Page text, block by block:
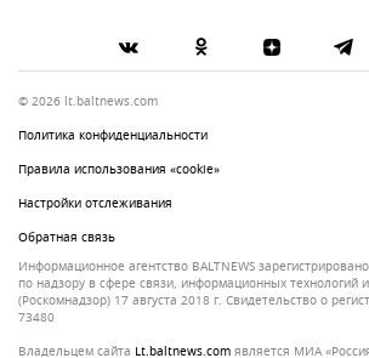
© 2026 lt.baltnews.com
Политика конфиденциальности
Правила использования «cookie»
Настройки отслеживания
Обратная связь
Информационное агентство BALTNEWS
по надзору в сфере связи, информационных технологий
(Роскомнадзор) 17 августа 2018 г. Свидетельство о
73480
Владельцем сайта lt.baltnews.com является МИА